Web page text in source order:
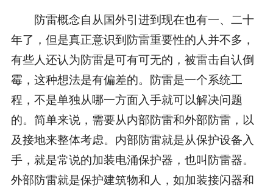
防雷概念自从国外引进到现在也有一、二十
年了，但是真正意识到防雷重要性的人并不多，
有些人还认为防雷是可有可无的，被雷击自认倒
霉，这种想法是有偏差的。防雷是一个系统工
程，不是单独从哪一方面入手就可以解决问题
的。简单来说，需要从内部防雷和外部防雷，以
及接地来整体考虑。内部防雷就是从保护设备入
手，就是常说的加装电涌保护器，也叫防雷器。
外部防雷就是保护建筑物和人，如加装接闪器和